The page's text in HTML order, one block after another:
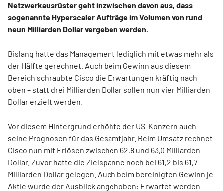
Netzwerkausrüster geht inzwischen davon aus, dass
sogenannte Hyperscaler Aufträge im Volumen von rund
neun Milliarden Dollar vergeben werden.
Bislang hatte das Management lediglich mit etwas mehr als
der Hälfte gerechnet. Auch beim Gewinn aus diesem
Bereich schraubte Cisco die Erwartungen kräftig nach
oben – statt drei Milliarden Dollar sollen nun vier Milliarden
Dollar erzielt werden.
Vor diesem Hintergrund erhöhte der US-Konzern auch
seine Prognosen für das Gesamtjahr. Beim Umsatz rechnet
Cisco nun mit Erlösen zwischen 62,8 und 63,0 Milliarden
Dollar. Zuvor hatte die Zielspanne noch bei 61,2 bis 61,7
Milliarden Dollar gelegen. Auch beim bereinigten Gewinn je
Aktie wurde der Ausblick angehoben: Erwartet werden